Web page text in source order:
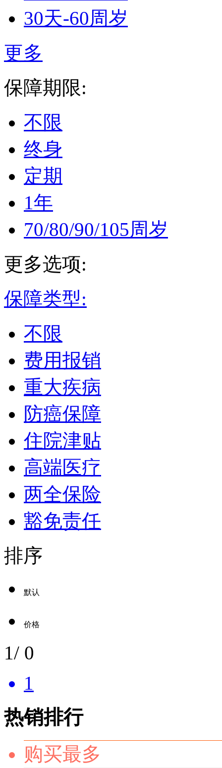
30天-60周岁
更多
保障期限:
不限
终身
定期
1年
70/80/90/105周岁
更多选项:
保障类型:
不限
费用报销
重大疾病
防癌保障
住院津贴
高端医疗
两全保险
豁免责任
排序
默认
价格
1/ 0
1
热销排行
购买最多